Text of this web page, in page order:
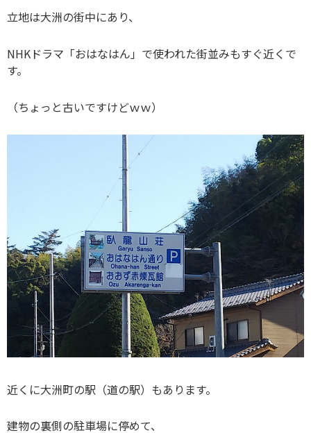
立地は大洲の街中にあり、
NHKドラマ「おはなはん」で使われた街並みもすぐ近くで
す。
（ちょっと古いですけどｗｗ）
近くに大洲町の駅（道の駅）もあります。
建物の裏側の駐車場に停めて、